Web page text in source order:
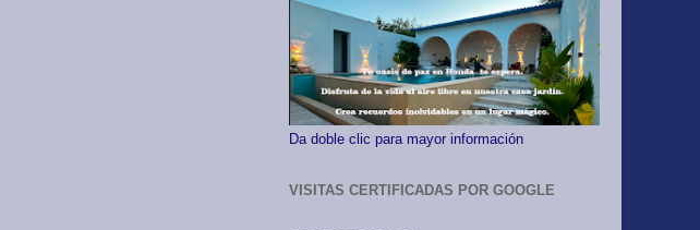
Da doble clic para mayor información
VISITAS CERTIFICADAS POR GOOGLE